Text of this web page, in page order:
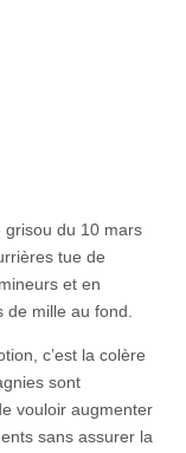
grisou du 10 mars
tue de
et en
de mille au fond.
c’est la colère
sont
vouloir augmenter
sans assurer la